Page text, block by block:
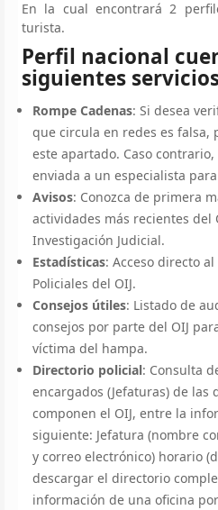
En la cual encontrará 2
turista.
Perfil nacional
siguientes
Rompe Cadenas: Si desea
que circula en redes es falsa,
este apartado. Caso
enviada a un especialista
Avisos: Conozca de primera
actividades más recientes del
Investigación Judicial.
Estadísticas: Acceso directo
Policiales del OIJ.
Consejos útiles: Listado de
consejos por parte del OIJ
víctima del hampa.
Directorio policial: Consulta
encargados (Jefaturas) de las
componen el OIJ, entre la
siguiente: Jefatura (nombre
y correo electrónico) horario
descargar el directorio
información de una oficina